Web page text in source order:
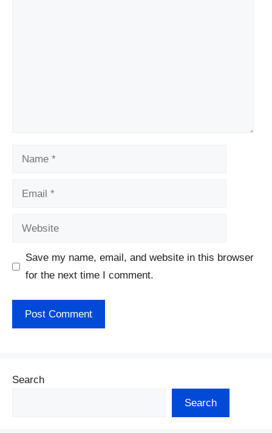
Name
Email
Website
Save my name, email, and website in this browser
for the next time I comment.
Search
Search